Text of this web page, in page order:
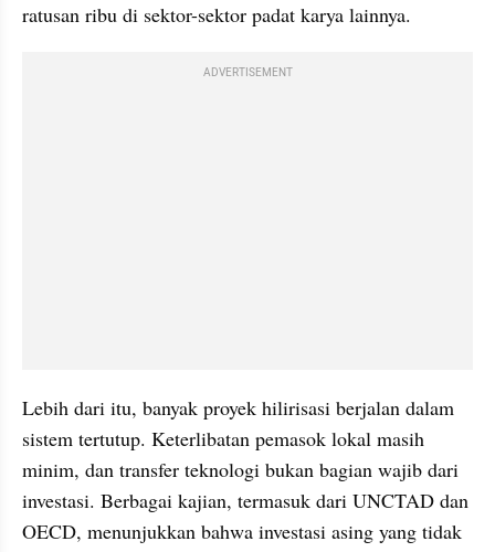
ratusan ribu di sektor-sektor padat karya lainnya.
ADVERTISEMENT
Lebih dari itu, banyak proyek hilirisasi berjalan dalam
sistem tertutup. Keterlibatan pemasok lokal masih
minim, dan transfer teknologi bukan bagian wajib dari
investasi. Berbagai kajian, termasuk dari UNCTAD dan
OECD, menunjukkan bahwa investasi asing yang tidak